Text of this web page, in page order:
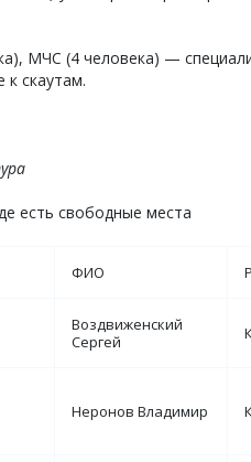
МЧС (4 человека) —
скаутам.
есть свободные места
ФИО
Воздвиженский
Сергей
Неронов Владимир